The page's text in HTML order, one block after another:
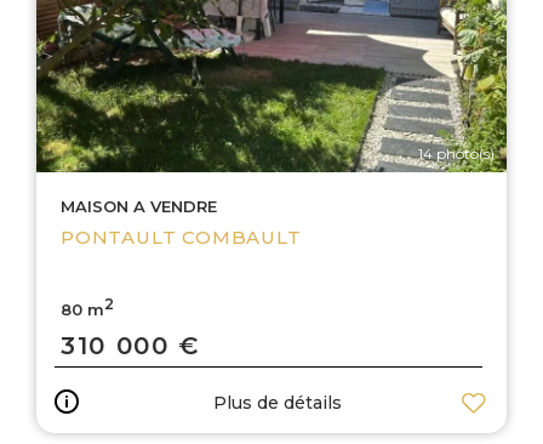
14 photo(s)
MAISON A VENDRE
PONTAULT COMBAULT
80 m2
310 000 €
Plus de détails